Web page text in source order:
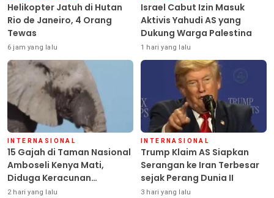
Helikopter Jatuh di Hutan
Rio de Janeiro, 4 Orang
Tewas
6 jam yang lalu
Israel Cabut Izin Masuk
Aktivis Yahudi AS yang
Dukung Warga Palestina
1 hari yang lalu
INTERNASIONAL
15 Gajah di Taman Nasional
Amboseli Kenya Mati,
Diduga Keracunan
Pestisida
2 hari yang lalu
INTERNASIONAL
Trump Klaim AS Siapkan
Serangan ke Iran Terbesar
sejak Perang Dunia II
3 hari yang lalu